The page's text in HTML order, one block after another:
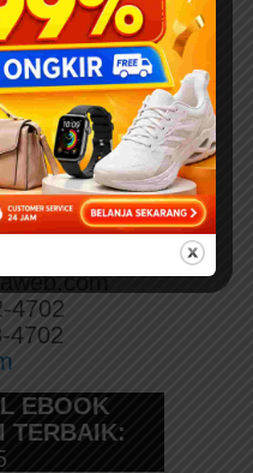
Indonesia
ext. 213
Jeruk
4702
4702
EBOOK
TERBAIK: